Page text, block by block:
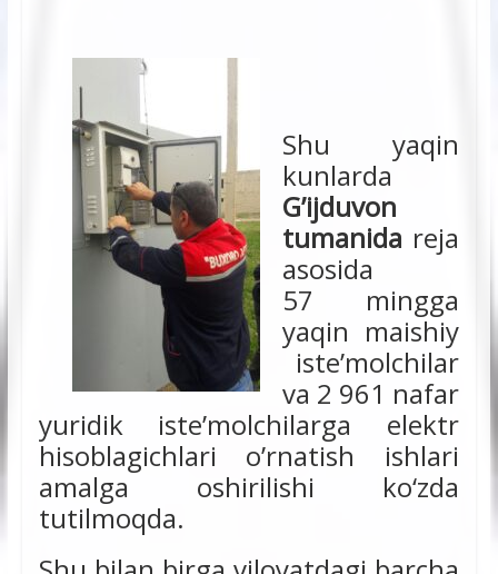
Shu yaqin
kunlarda
G’ijduvon
tumanida reja
asosida
57 mingga
yaqin maishiy
iste’molchilar
va 2 961 nafar
yuridik iste’molchilarga elektr
hisoblagichlari o’rnatish ishlari
amalga oshirilishi ko‘zda
tutilmoqda.